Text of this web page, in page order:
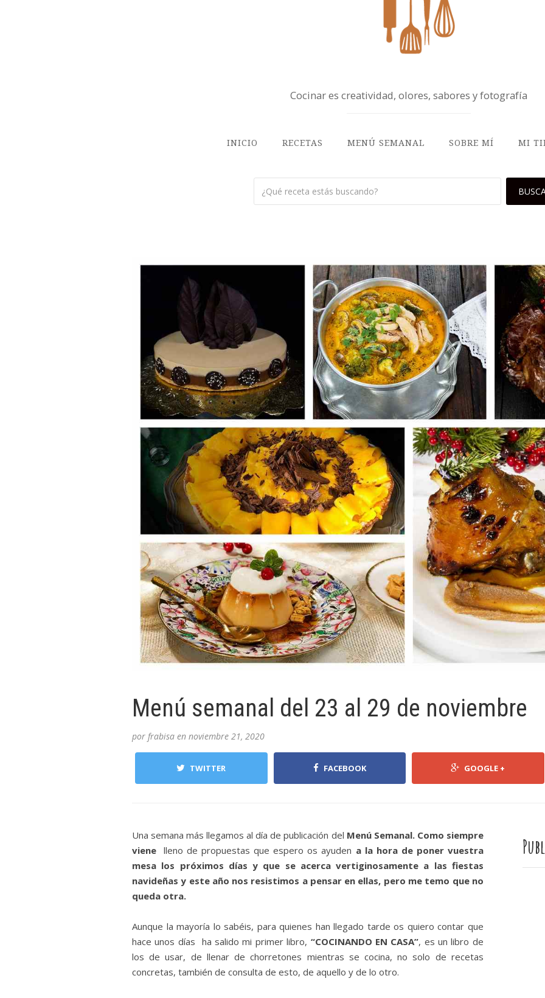
Cocinar es creatividad, olores, sabores y fotografía
INICIO RECETAS MENÚ SEMANAL SOBRE MÍ MI
Menú semanal del 23 al 29 de noviembre
por frabisa en noviembre 21, 2020
TWITTER FACEBOOK GOOGLE +
Una semana más llegamos al día de publicación del Menú Semanal. Como siempre
viene lleno de propuestas que espero os ayuden a la hora de poner vuestra
mesa los próximos días y que se acerca vertiginosamente a las fiestas
navideñas y este año nos resistimos a pensar en ellas, pero me temo que no
queda otra.
Aunque la mayoría lo sabéis, para quienes han llegado tarde os quiero contar que
hace unos días ha salido mi primer libro, “COCINANDO EN CASA”, es un libro de
los de usar, de llenar de chorretones mientras se cocina, no solo de recetas
concretas, también de consulta de esto, de aquello y de lo otro.